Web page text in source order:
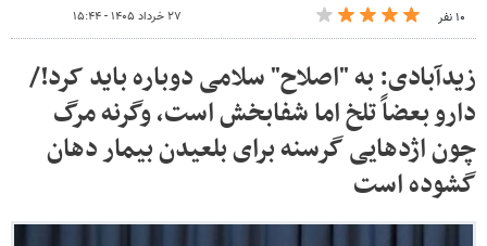
۱۰ نفر ۲۷ خرداد ۱۴۰۵ - ۱۵:۴۴
زیدآبادی: به "اصلاح" سلامی دوباره باید کرد!/
دارو بعضاً تلخ اما شفابخش است، وگرنه مرگ
چون اژدهایی گرسنه برای بلعیدن بیمار دهان
گشوده است